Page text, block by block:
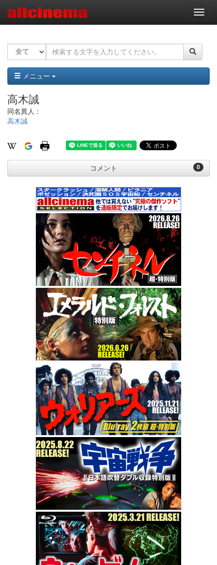
ナ
ビ
ー
ョ
ン
メニュー
高木誠
同名異人：
高木誠
0
コメント